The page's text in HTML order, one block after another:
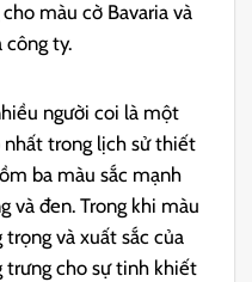
màu cờ Bavaria và
công ty.
người coi là một
trong lịch sử thiết
ba màu sắc mạnh
và đen. Trong khi màu
và xuất sắc của
trưng cho sự tinh khiết